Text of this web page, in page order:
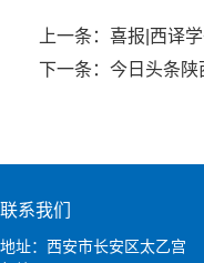
上一条： 喜报|西译
下一条： 今日头条陕
联系我们
地址：西安市长安区太乙宫